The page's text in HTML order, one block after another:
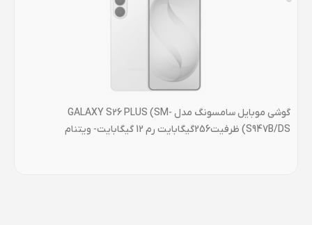
گوشی موبايل سامسونگ مدل GALAXY S26 PLUS (SM-
S947B/DS) ظرفیت256گیگابایت رم 12 گیگابایت- ویتنام